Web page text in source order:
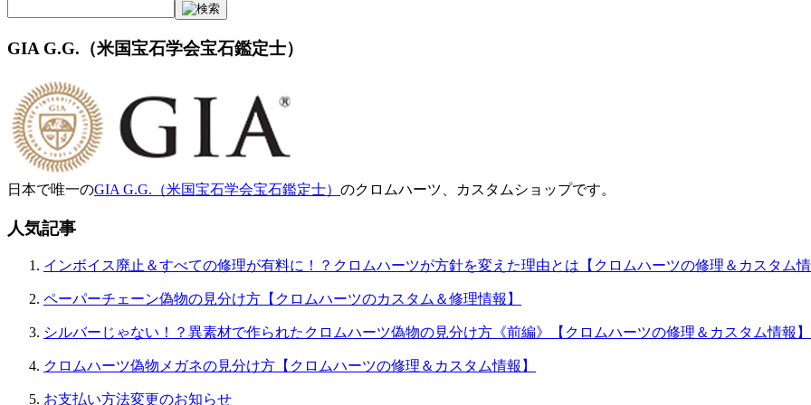
GIA G.G.（米国宝石学会宝石鑑定士）
日本で唯一のGIA G.G.（米国宝石学会宝石鑑定士） のクロムハーツ、カスタムショップです。
人気記事
インボイス廃止＆すべての修理が有料に！？クロムハーツが方針を変えた理由とは【クロムハーツの修理＆カスタム
ペーパーチェーン偽物の見分け方【クロムハーツのカスタム＆修理情報】
シルバーじゃない！？異素材で作られたクロムハーツ偽物の見分け方《前編》【クロムハーツの修理＆カスタム情報】
クロムハーツ偽物メガネの見分け方【クロムハーツの修理＆カスタム情報】
お支払い方法変更のお知らせ